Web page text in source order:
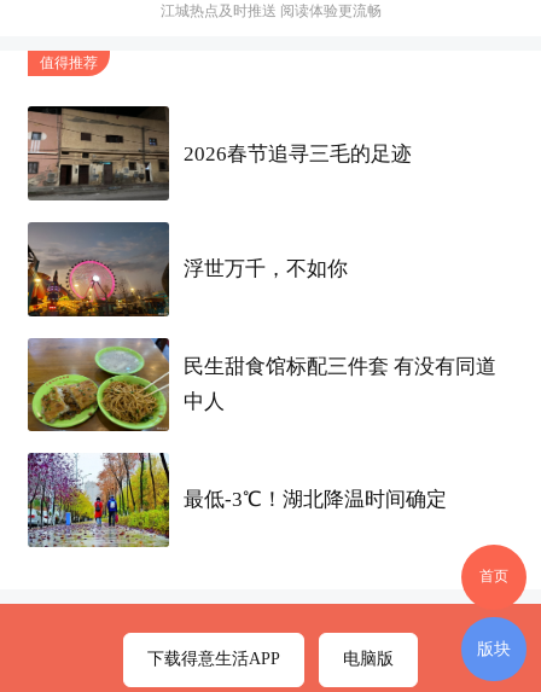
【咨询电话】：027-87711471
【微信报名】：18571530059
【活动组织】：
江城热点及时推送 阅读体验更流畅
值得推荐
2026春节追寻三毛的足迹
浮世万千，不如你
民生甜食馆标配三件套 有没有同道
中人
最低-3℃！湖北降温时间确定
首页
版块
下载得意生活APP 电脑版